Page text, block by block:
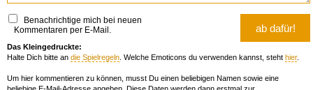
Benachrichtige mich bei neuen
Kommentaren per E-Mail.
Das Kleingedruckte:
Halte Dich bitte an die Spielregeln . Welche Emoticons du verwenden kannst, steht hier.
Um hier kommentieren zu können, musst Du einen beliebigen Namen sowie eine